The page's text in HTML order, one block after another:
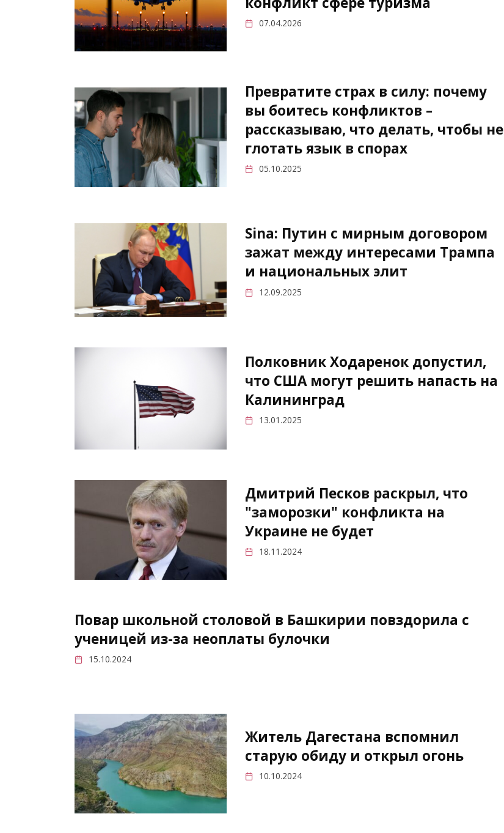
07.04.2026
Превратите страх в силу: почему
вы боитесь конфликтов –
рассказываю, что делать, чтобы не
глотать язык в спорах
05.10.2025
Sina: Путин с мирным договором
зажат между интересами Трампа
и национальных элит
12.09.2025
Полковник Ходаренок допустил,
что США могут решить напасть на
Калининград
13.01.2025
Дмитрий Песков раскрыл, что
"заморозки" конфликта на
Украине не будет
18.11.2024
Повар школьной столовой в Башкирии повздорила с
ученицей из-за неоплаты булочки
15.10.2024
Житель Дагестана вспомнил
старую обиду и открыл огонь
10.10.2024